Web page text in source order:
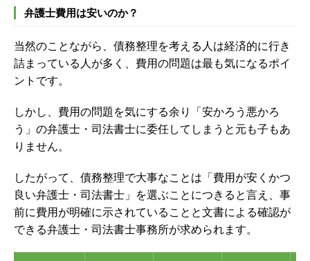
弁護士費用は安いのか？
当然のことながら、債務整理を考える人は経済的に行き
詰まっている人が多く、費用の問題は最も気になるポイ
ントです。
しかし、費用の問題を気にする余り「安かろう悪かろ
う」の弁護士・司法書士に委任してしまうと元も子もあ
りません。
したがって、債務整理で大事なことは「費用が安くかつ
良い弁護士・司法書士」を選ぶことにつきると言え、事
前に費用が明確に示されていることと文書による確認が
できる弁護士・司法書士事務所が求められます。